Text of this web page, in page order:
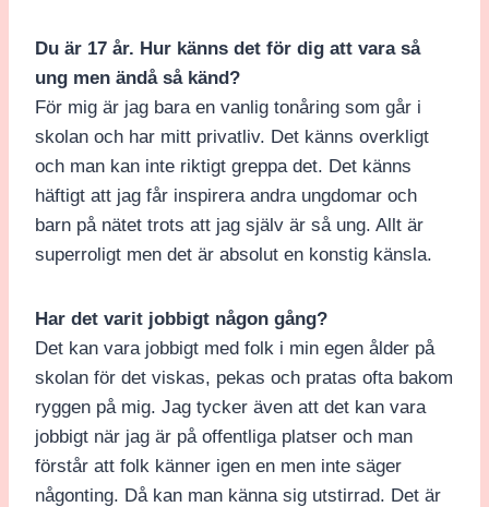
Du är 17 år. Hur känns det för dig att vara så
ung men ändå så känd?
För mig är jag bara en vanlig tonåring som går i
skolan och har mitt privatliv. Det känns overkligt
och man kan inte riktigt greppa det. Det känns
häftigt att jag får inspirera andra ungdomar och
barn på nätet trots att jag själv är så ung. Allt är
superroligt men det är absolut en konstig känsla.
Har det varit jobbigt någon gång?
Det kan vara jobbigt med folk i min egen ålder på
skolan för det viskas, pekas och pratas ofta bakom
ryggen på mig. Jag tycker även att det kan vara
jobbigt när jag är på offentliga platser och man
förstår att folk känner igen en men inte säger
någonting. Då kan man känna sig utstirrad. Det är